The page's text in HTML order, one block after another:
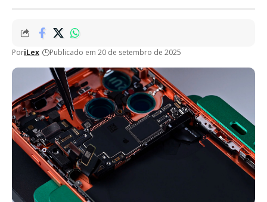
PoriLex Publicado em 20 de setembro de 2025